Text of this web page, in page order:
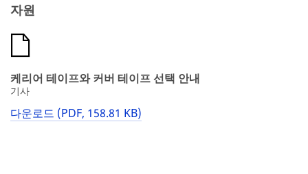
자원
케리어 테이프와 커버 테이프 선택 안내
기사
다운로드 (PDF, 158.81 KB)